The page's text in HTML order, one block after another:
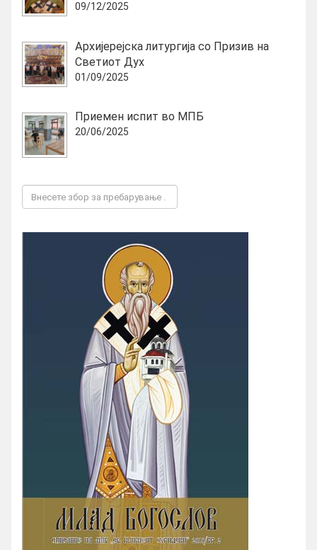
09/12/2025
Архијерејска литургија со Призив на
Светиот Дух
01/09/2025
Приемен испит во МПБ
20/06/2025